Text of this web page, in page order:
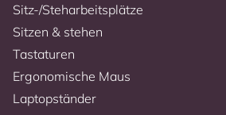
Sitz-/Steharbeitsplätze
Sitzen & stehen
Tastaturen
Ergonomische Maus
Laptopständer